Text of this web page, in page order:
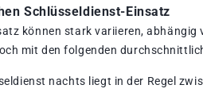
Schlüsseldienst-Einsatz
können stark variieren,
mit den folgenden
nachts liegt in der Regel